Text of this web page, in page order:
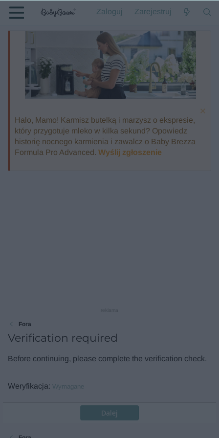
Zaloguj Zarejestruj
Halo, Mamo! Karmisz butelką i marzysz o ekspresie,
który przygotuje mleko w kilka sekund? Opowiedz
historię nocnego karmienia i zawalcz o Baby Brezza
Formula Pro Advanced. Wyślij zgłoszenie
Fora
Verification required
Before continuing, please complete the verification check.
Weryfikacja Wymagane
Dalej